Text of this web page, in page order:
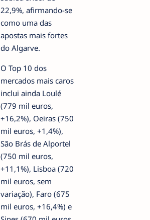
22,9%, afirmando-se
como uma das
apostas mais fortes
do Algarve.
O Top 10 dos
mercados mais caros
inclui ainda Loulé
(779 mil euros,
+16,2%), Oeiras (750
mil euros, +1,4%),
São Brás de Alportel
(750 mil euros,
+11,1%), Lisboa (720
mil euros, sem
variação), Faro (675
mil euros, +16,4%) e